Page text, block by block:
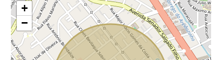
+
−